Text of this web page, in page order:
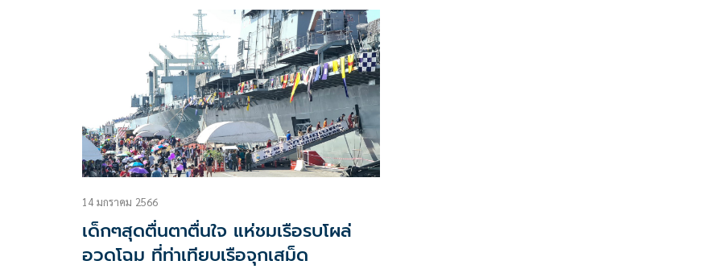
โพสต์ข้อความผ่านเฟซบุ๊กว่า
14 มกราคม 2566
เด็กๆสุดตื่นตาตื่นใจ แห่ชมเรือรบโผล่
อวดโฉม ที่ท่าเทียบเรือจุกเสม็ด